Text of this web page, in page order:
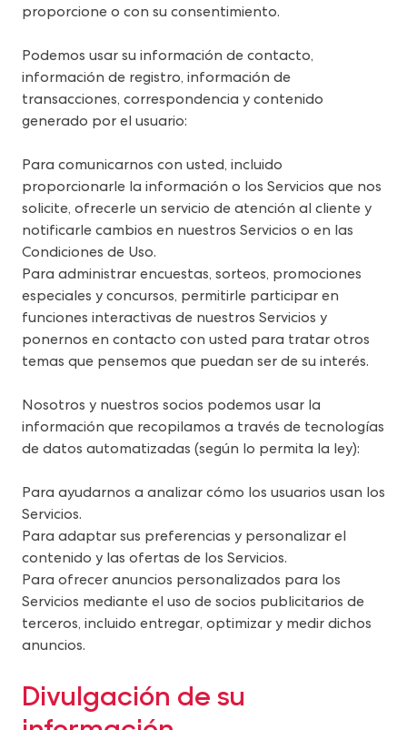
proporcione o con su consentimiento.
Podemos usar su información de contacto,
información de registro, información de
transacciones, correspondencia y contenido
generado por el usuario:
Para comunicarnos con usted, incluido
proporcionarle la información o los Servicios que nos
solicite, ofrecerle un servicio de atención al cliente y
notificarle cambios en nuestros Servicios o en las
Condiciones de Uso.
Para administrar encuestas, sorteos, promociones
especiales y concursos, permitirle participar en
funciones interactivas de nuestros Servicios y
ponernos en contacto con usted para tratar otros
temas que pensemos que puedan ser de su interés.
Nosotros y nuestros socios podemos usar la
información que recopilamos a través de tecnologías
de datos automatizadas (según lo permita la ley):
Para ayudarnos a analizar cómo los usuarios usan los
Servicios.
Para adaptar sus preferencias y personalizar el
contenido y las ofertas de los Servicios.
Para ofrecer anuncios personalizados para los
Servicios mediante el uso de socios publicitarios de
terceros, incluido entregar, optimizar y medir dichos
anuncios.
Divulgación de su